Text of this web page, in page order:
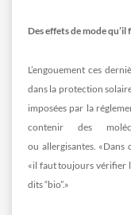
Des effets de mode
L’engouement ces
dans la protection
imposées par la
contenir des
ou allergisantes. «Dans
«il faut toujours vérifier
dits “bio”.»